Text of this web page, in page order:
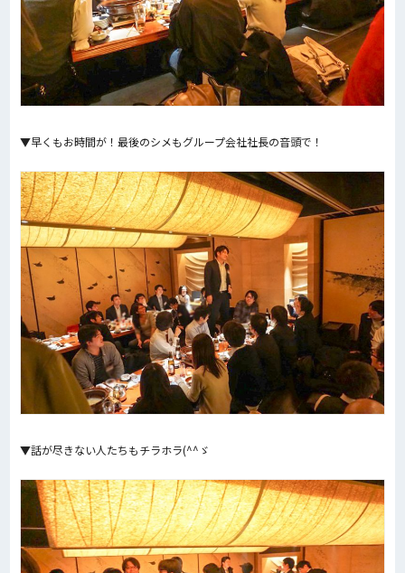
▼早くもお時間が！最後のシメもグループ会社社長の音頭で！
▼話が尽きない人たちもチラホラ(^^ゞ